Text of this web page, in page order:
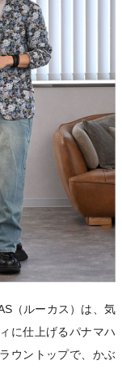
（ルーカス）は、気
に仕上げるパナマハ
ウントップで、かぶ